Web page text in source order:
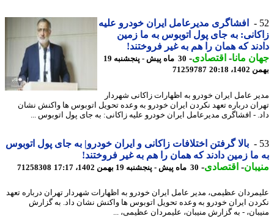
افشاگری مدیرعامل ایران خودرو علیه
به جای پول اتوبوس به ما زمین
که همان را هم به غیر فروختند!
مانا -اقتصادی-
30 ماه پیش - پنجشنبه 19
20:18
71259787
عامل ایران خودرو به اظهارات زاکانی شهردار
درباره تعهد نکردن ایران خودرو به وعده تحویل اتوبوس ها واکنش نشان
- افشاگری مدیرعامل ایران خودرو علیه زاکانی: به جای پول اتوبوس ...
بالا گرفتن اختلافات زاکانی و ایران خودرو| به جای پول اتوبوس
ما زمین دادند که همان را هم به غیر فروختند!
-اقتصادی-30 ماه پیش - پنجشنبه 19 بهمن 1402، 17:17 71258308
عظیمی، مدیر عامل ایران خودرو به اظهارات شهردار تهران درباره تعهد
ایران خودرو به وعده تحویل اتوبوس ها واکنش نشان داد. به گزارش
- به گزارش منیبان، علیمردان عظیمی، ...